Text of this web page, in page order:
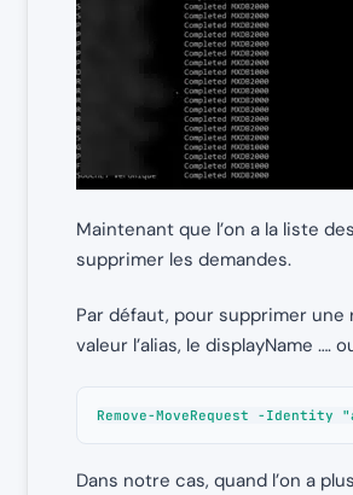
Maintenant que l’on a la liste
supprimer les demandes.
Par défaut, pour supprimer
valeur l’alias, le displayName ….
Remove-MoveRequest -Identity "
Dans notre cas, quand l’on a